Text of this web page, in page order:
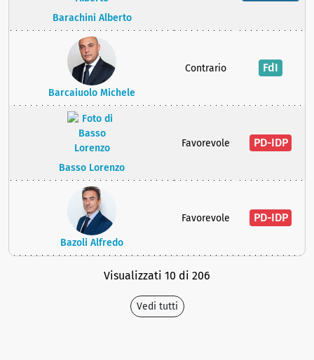
Barachini Alberto
Barcaiuolo Michele
Contrario FdI
Basso Lorenzo
Favorevole PD-IDP
Bazoli Alfredo
Favorevole PD-IDP
Visualizzati 10 di 206
Vedi tutti